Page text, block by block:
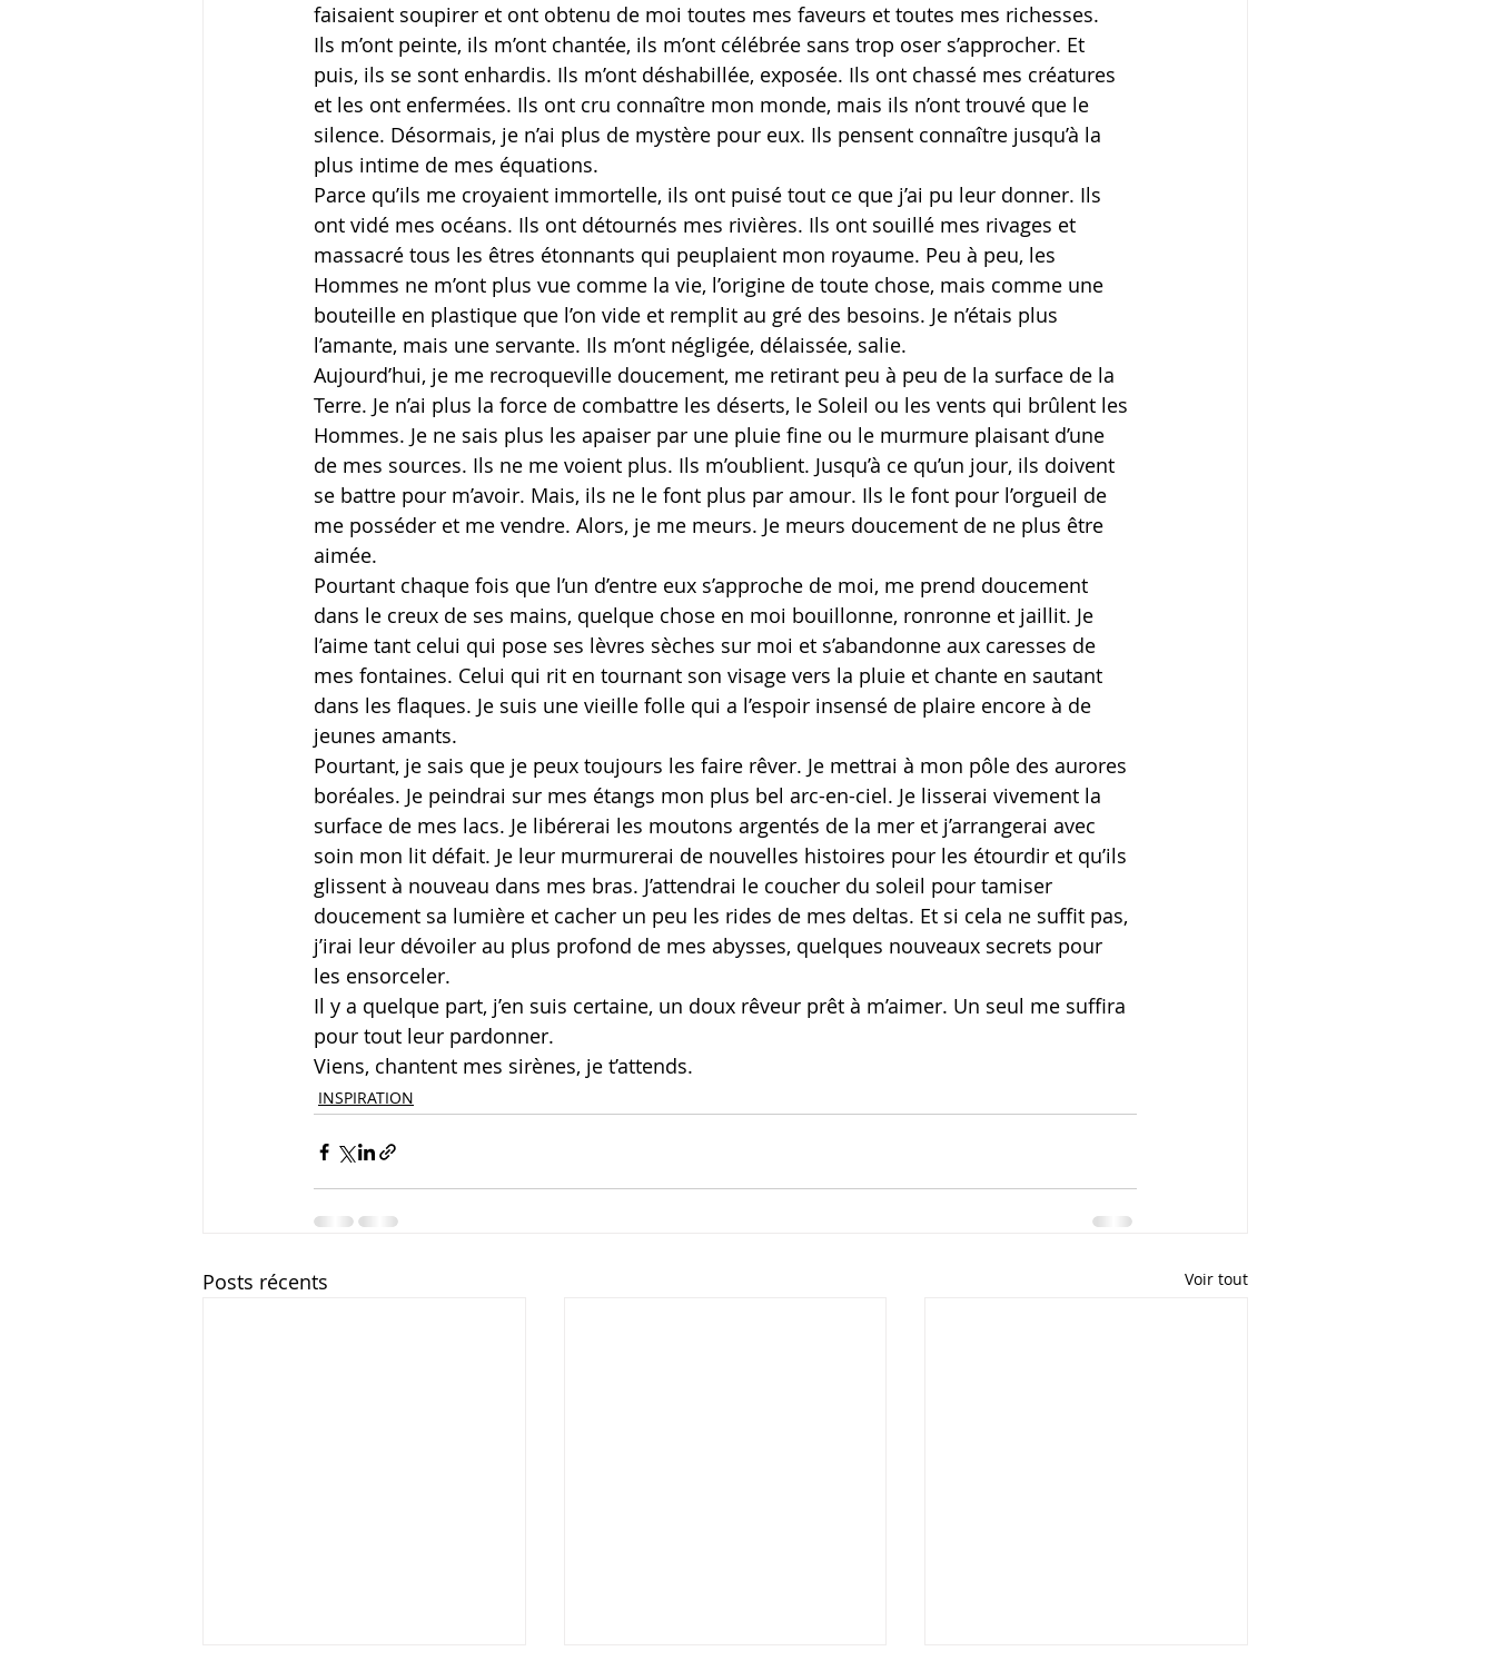
faisaient soupirer et ont obtenu de moi toutes mes faveurs et toutes mes richesses.
Ils m’ont peinte, ils m’ont chantée, ils m’ont célébrée sans trop oser s’approcher. Et
puis, ils se sont enhardis. Ils m’ont déshabillée, exposée. Ils ont chassé mes créatures
et les ont enfermées. Ils ont cru connaître mon monde, mais ils n’ont trouvé que le
silence. Désormais, je n’ai plus de mystère pour eux. Ils pensent connaître jusqu’à la
plus intime de mes équations.
Parce qu’ils me croyaient immortelle, ils ont puisé tout ce que j’ai pu leur donner. Ils
ont vidé mes océans. Ils ont détournés mes rivières. Ils ont souillé mes rivages et
massacré tous les êtres étonnants qui peuplaient mon royaume. Peu à peu, les
Hommes ne m’ont plus vue comme la vie, l’origine de toute chose, mais comme une
bouteille en plastique que l’on vide et remplit au gré des besoins. Je n’étais plus
l’amante, mais une servante. Ils m’ont négligée, délaissée, salie.
Aujourd’hui, je me recroqueville doucement, me retirant peu à peu de la surface de la
Terre. Je n’ai plus la force de combattre les déserts, le Soleil ou les vents qui brûlent les
Hommes. Je ne sais plus les apaiser par une pluie fine ou le murmure plaisant d’une
de mes sources. Ils ne me voient plus. Ils m’oublient. Jusqu’à ce qu’un jour, ils doivent
se battre pour m’avoir. Mais, ils ne le font plus par amour. Ils le font pour l’orgueil de
me posséder et me vendre. Alors, je me meurs. Je meurs doucement de ne plus être
aimée.
Pourtant chaque fois que l’un d’entre eux s’approche de moi, me prend doucement
dans le creux de ses mains, quelque chose en moi bouillonne, ronronne et jaillit. Je
l’aime tant celui qui pose ses lèvres sèches sur moi et s’abandonne aux caresses de
mes fontaines. Celui qui rit en tournant son visage vers la pluie et chante en sautant
dans les flaques. Je suis une vieille folle qui a l’espoir insensé de plaire encore à de
jeunes amants.
Pourtant, je sais que je peux toujours les faire rêver. Je mettrai à mon pôle des aurores
boréales. Je peindrai sur mes étangs mon plus bel arc-en-ciel. Je lisserai vivement la
surface de mes lacs. Je libérerai les moutons argentés de la mer et j’arrangerai avec
soin mon lit défait. Je leur murmurerai de nouvelles histoires pour les étourdir et qu’ils
glissent à nouveau dans mes bras. J’attendrai le coucher du soleil pour tamiser
doucement sa lumière et cacher un peu les rides de mes deltas. Et si cela ne suffit pas,
j’irai leur dévoiler au plus profond de mes abysses, quelques nouveaux secrets pour
les ensorceler.
Il y a quelque part, j’en suis certaine, un doux rêveur prêt à m’aimer. Un seul me suffira
pour tout leur pardonner.
Viens, chantent mes sirènes, je t’attends.
INSPIRATION
Posts récents Voir tout